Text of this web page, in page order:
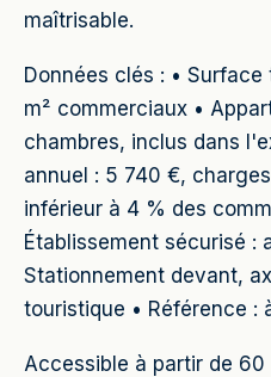
maîtrisable.
Données clés : •
m² commerciaux •
chambres, inclus dans
annuel : 5 740 €,
inférieur à 4 % des
Établissement sécurisé :
Stationnement devant,
touristique • Référence :
Accessible à partir de